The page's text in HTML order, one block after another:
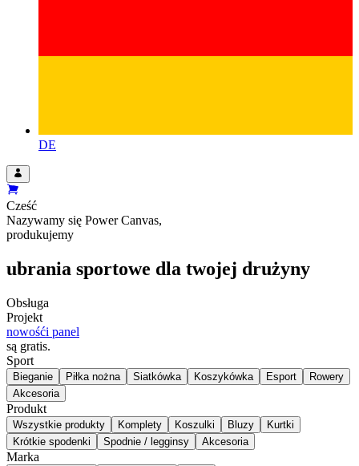
DE
Cześć
Nazywamy się Power Canvas,
produkujemy
ubrania sportowe dla twojej drużyny
Obsługa
Projekt
nowośći panel
są gratis.
Sport
Bieganie Piłka nożna Siatkówka Koszykówka Esport
Rowery
Akcesoria
Produkt
Wszystkie produkty Komplety Koszulki Bluzy
Kurtki
Krótkie spodenki
Spodnie / legginsy Akcesoria
Marka